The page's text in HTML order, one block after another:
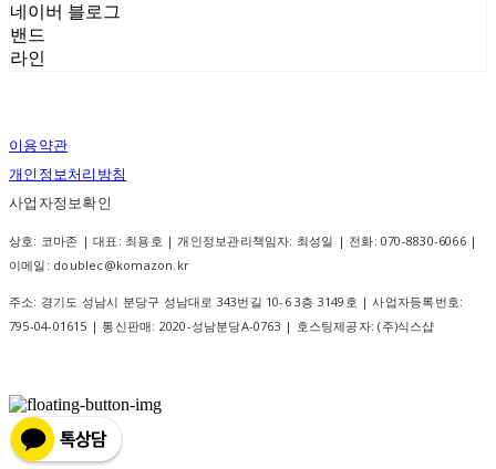
네이버 블로그
밴드
라인
이용약관
개인정보처리방침
사업자정보확인
상호: 코마존 | 대표: 최용호 | 개인정보관리책임자: 최성일 | 전화: 070-8830-6066 |
이메일: doublec@komazon.kr
주소: 경기도 성남시 분당구 성남대로 343번길 10-6 3층 3149호 | 사업자등록번호:
795-04-01615 | 통신판매: 2020-성남분당A-0763 | 호스팅제공자: (주)식스샵